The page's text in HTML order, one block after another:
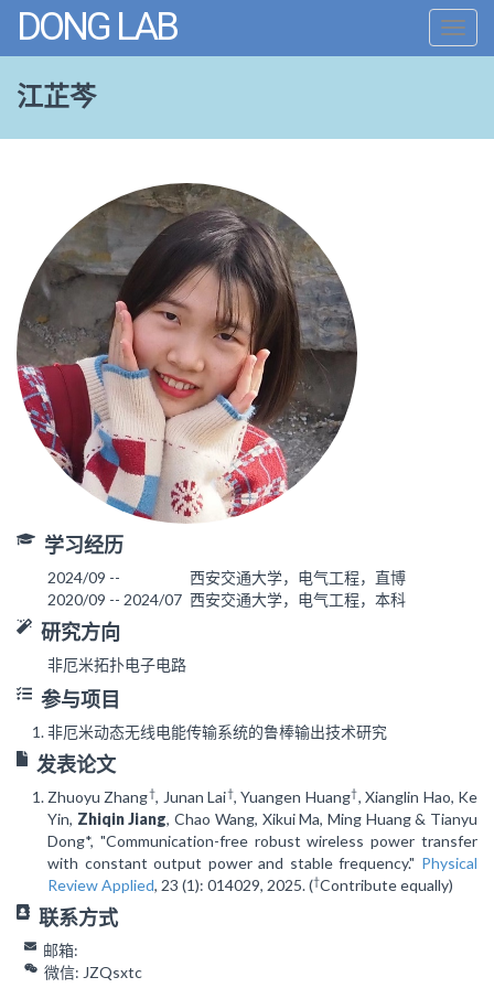
DONG LAB
江芷芩
学习经历
2024/09 --
西安交通大学，电气工程，直博
2020/09 -- 2024/07 西安交通大学，电气工程，本科
研究方向
非厄米拓扑电子电路
参与项目
非厄米动态无线电能传输系统的鲁棒输出技术研究
发表论文
Zhuoyu Zhang†, Junan Lai†, Yuangen Huang†, Xianglin Hao, Ke
Yin, Zhiqin Jiang, Chao Wang, Xikui Ma, Ming Huang & Tianyu
Dong*, "Communication-free robust wireless power transfer
with constant output power and stable frequency." Physical
Review Applied, 23 (1): 014029, 2025. (†Contribute equally)
联系方式
邮箱:
微信: JZQsxtc